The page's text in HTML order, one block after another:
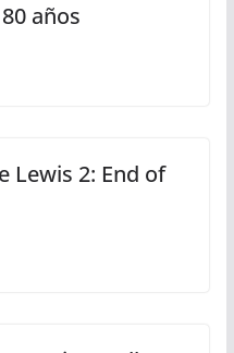
años
Lewis 2: End of